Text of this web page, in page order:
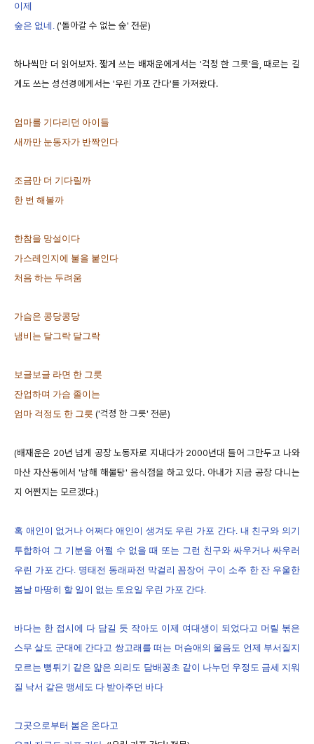
이제
숲은 없네. ('돌아갈 수 없는 숲' 전문)
하나씩만 더 읽어보자. 짧게 쓰는 배재운에게서는 '걱정 한 그릇'을, 때로는 길
게도 쓰는 성선경에게서는 '우린 가포 간다'를 가져왔다.
엄마를 기다리던 아이들
새까만 눈동자가 반짝인다
조금만 더 기다릴까
한 번 해볼까
한참을 망설이다
가스레인지에 불을 붙인다
처음 하는 두려움
가슴은 콩당콩당
냄비는 달그락 달그락
보글보글 라면 한 그릇
잔업하며 가슴 졸이는
엄마 걱정도 한 그릇 ('걱정 한 그릇' 전문)
(배재운은 20년 넘게 공장 노동자로 지내다가 2000년대 들어 그만두고 나와
마산 자산동에서 '남해 해물탕' 음식점을 하고 있다. 아내가 지금 공장 다니는
지 어쩐지는 모르겠다.)
혹 애인이 없거나 어쩌다 애인이 생겨도 우린 가포 간다. 내 친구와 의기
투합하여 그 기분을 어쩔 수 없을 때 또는 그런 친구와 싸우거나 싸우러
우린 가포 간다. 명태전 동래파전 막걸리 꼼장어 구이 소주 한 잔 우울한
봄날 마땅히 할 일이 없는 토요일 우린 가포 간다.
바다는 한 접시에 다 담길 듯 작아도 이제 여대생이 되었다고 머릴 볶은
스무 살도 군대에 간다고 쌍고래를 떠는 머슴애의 울음도 언제 부서질지
모르는 뻥튀기 같은 얇은 의리도 담배꽁초 같이 나누던 우정도 금세 지워
질 낙서 같은 맹세도 다 받아주던 바다
그곳으로부터 봄은 온다고